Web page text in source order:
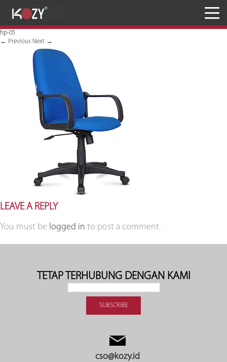
hp-05
← Previous Next →
LEAVE A REPLY
You must be logged in to post a comment.
TETAP TERHUBUNG DENGAN KAMI
cso@kozy.id
Penyimpanan
JASA RANCANG & BANGUN
Inaproc Site